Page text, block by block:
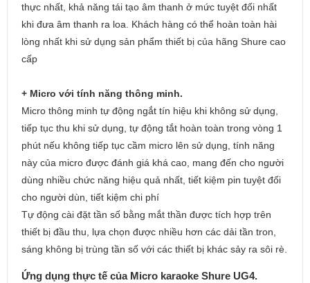
thực nhất, khả năng tái tạo âm thanh ở mức tuyệt đối nhất
khi đưa âm thanh ra loa. Khách hàng có thể hoàn toàn hài
lòng nhất khi sử dụng sản phẩm thiết bị của hãng Shure cao
cấp
+ Micro với tính năng thông minh.
Micro thông minh tự động ngắt tín hiệu khi không sử dụng,
tiếp tục thu khi sử dụng, tự động tắt hoàn toàn trong vòng 1
phút nếu không tiếp tục cầm micro lên sử dụng, tính năng
này của micro được đánh giá khá cao, mang đến cho người
dùng nhiều chức năng hiệu quả nhất, tiết kiệm pin tuyệt đối
cho người dùn, tiết kiệm chi phí
Tự động cài đặt tần số bằng mắt thần được tích hợp trên
thiết bị đầu thu, lựa chọn được nhiều hơn các dải tần tron,
sáng không bị trùng tần số với các thiết bị khác sảy ra sôi rè.
Ứng dụng thực tế của Micro karaoke Shure UG4.